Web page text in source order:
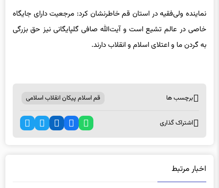
زمینه وظیفه و رسالت مهمی بر عهده‌دارند.
نماینده ولی‌فقیه در استان قم خاطرنشان کرد: مرجعیت دارای جایگاه
خاصی در عالم تشیع است و آیت‌الله صافی گلپایگانی نیز حق بزرگی
اخبار مرتبط